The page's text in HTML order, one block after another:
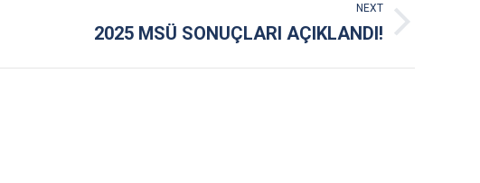
NEXT
2025 MSÜ SONUÇLARI AÇIKLANDI!